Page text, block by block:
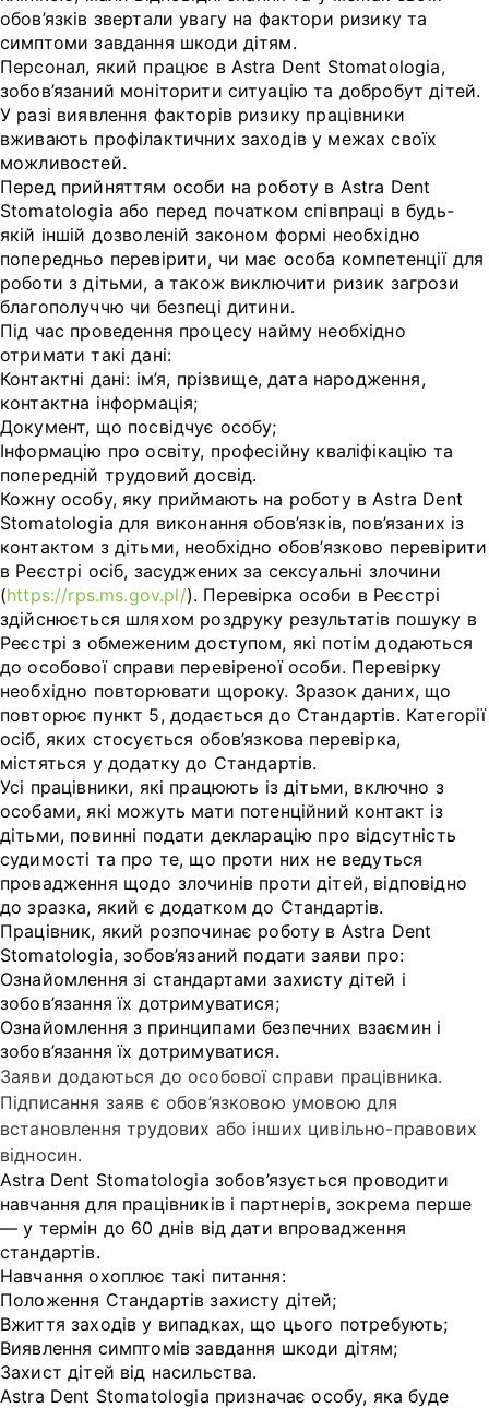
обов’язків звертали увагу на фактори ризику та
симптоми завдання шкоди дітям.
Персонал, який працює в Astra Dent Stomatologia,
зобов’язаний моніторити ситуацію та добробут дітей.
У разі виявлення факторів ризику працівники
вживають профілактичних заходів у межах своїх
можливостей.
Перед прийняттям особи на роботу в Astra Dent
Stomatologia або перед початком співпраці в будь-
якій іншій дозволеній законом формі необхідно
попередньо перевірити, чи має особа компетенції для
роботи з дітьми, а також виключити ризик загрози
благополуччю чи безпеці дитини.
Під час проведення процесу найму необхідно
отримати такі дані:
Контактні дані: ім’я, прізвище, дата народження,
контактна інформація;
Документ, що посвідчує особу;
Інформацію про освіту, професійну кваліфікацію та
попередній трудовий досвід.
Кожну особу, яку приймають на роботу в Astra Dent
Stomatologia для виконання обов’язків, пов’язаних із
контактом з дітьми, необхідно обов’язково перевірити
в Реєстрі осіб, засуджених за сексуальні злочини
(https://rps.ms.gov.pl/). Перевірка особи в Реєстрі
здійснюється шляхом роздруку результатів пошуку в
Реєстрі з обмеженим доступом, які потім додаються
до особової справи перевіреної особи. Перевірку
необхідно повторювати щороку. Зразок даних, що
повторює пункт 5, додається до Стандартів. Категорії
осіб, яких стосується обов’язкова перевірка,
містяться у додатку до Стандартів.
Усі працівники, які працюють із дітьми, включно з
особами, які можуть мати потенційний контакт із
дітьми, повинні подати декларацію про відсутність
судимості та про те, що проти них не ведуться
провадження щодо злочинів проти дітей, відповідно
до зразка, який є додатком до Стандартів.
Працівник, який розпочинає роботу в Astra Dent
Stomatologia, зобов’язаний подати заяви про:
Ознайомлення зі стандартами захисту дітей і
зобов’язання їх дотримуватися;
Ознайомлення з принципами безпечних взаємин і
зобов’язання їх дотримуватися.
Заяви додаються до особової справи працівника.
Підписання заяв є обов’язковою умовою для
встановлення трудових або інших цивільно-правових
відносин.
Astra Dent Stomatologia зобов’язується проводити
навчання для працівників і партнерів, зокрема перше
— у термін до 60 днів від дати впровадження
стандартів.
Навчання охоплює такі питання:
Положення Стандартів захисту дітей;
Вжиття заходів у випадках, що цього потребують;
Виявлення симптомів завдання шкоди дітям;
Захист дітей від насильства.
Astra Dent Stomatologia призначає особу, яка буде